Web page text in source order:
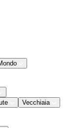
Vecchiaia